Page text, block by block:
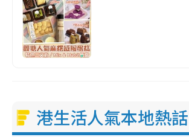
港生活人氣本地熱話